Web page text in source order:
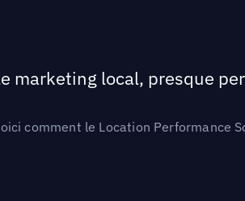
marketing local, presque
comment le Location Performance